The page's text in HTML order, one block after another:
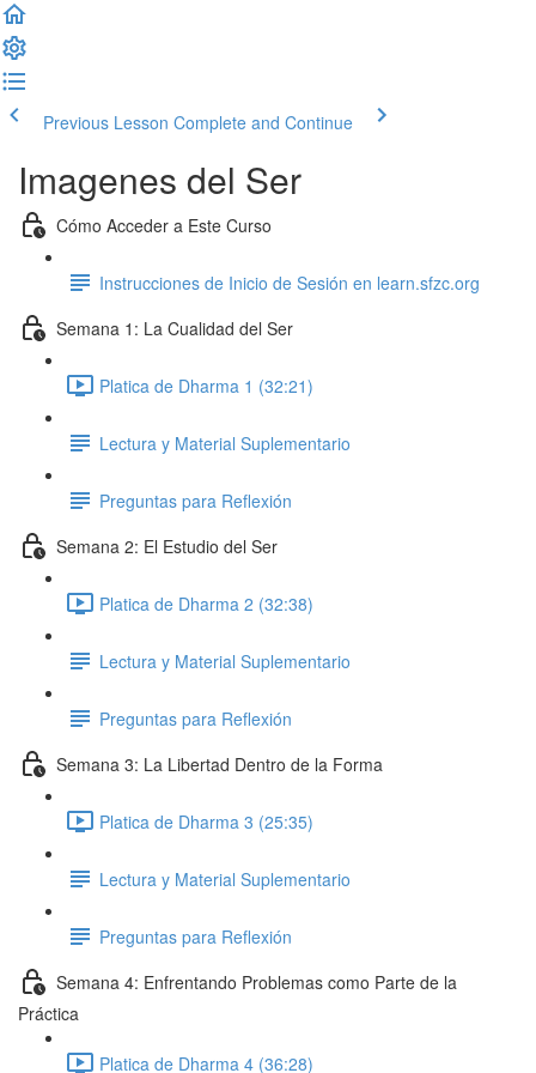
Previous Lesson Complete and Continue
Imagenes del Ser
Cómo Acceder a Este Curso
Instrucciones de Inicio de Sesión en learn.sfzc.org
Semana 1: La Cualidad del Ser
Platica de Dharma 1 (32:21)
Lectura y Material Suplementario
Preguntas para Reflexión
Semana 2: El Estudio del Ser
Platica de Dharma 2 (32:38)
Lectura y Material Suplementario
Preguntas para Reflexión
Semana 3: La Libertad Dentro de la Forma
Platica de Dharma 3 (25:35)
Lectura y Material Suplementario
Preguntas para Reflexión
Semana 4: Enfrentando Problemas como Parte de la
Práctica
Platica de Dharma 4 (36:28)